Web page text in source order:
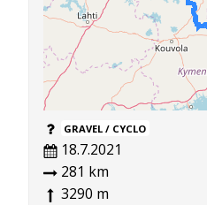
GRAVEL / CYCLO
18.7.2021
281 km
3290 m